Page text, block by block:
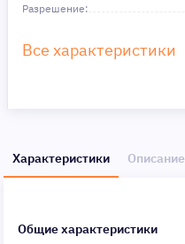
Разрешение:
Все характеристики
Характеристики Описание
Общие характеристики